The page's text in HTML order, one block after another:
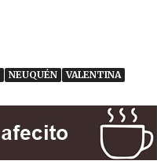
NEUQUÉN VALENTINA